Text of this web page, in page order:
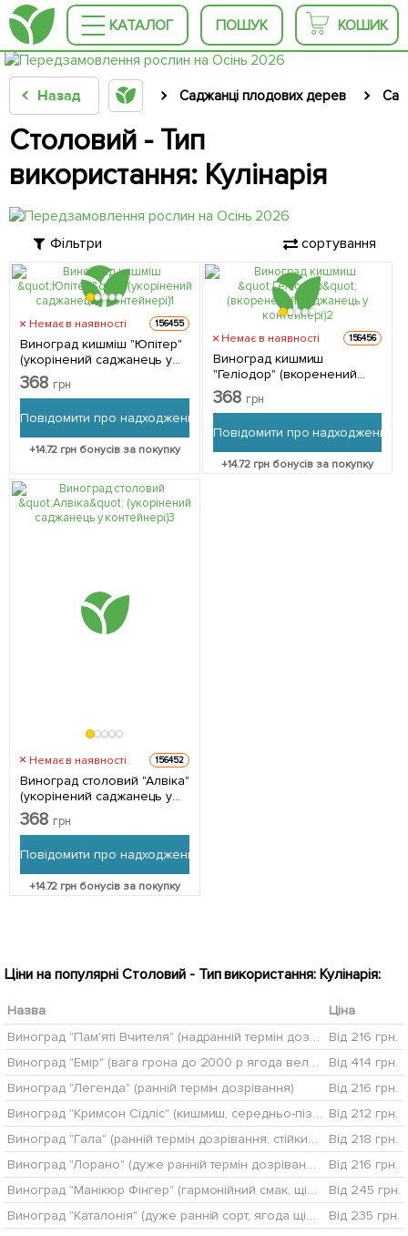
КАТАЛОГ ПОШУК КОШИК
Назад Саджанці плодових дерев
Столовий - Тип
використання: Кулінарія
Фільтри сортування
Немає в наявності 156455
Виноград кишміш "Юпітер"
(укорінений саджанець у
контейнері) 1 саджанець в
упаковці
368 грн
Повідомити про надходження
+14.72 грн бонусів за покупку
Немає в наявності 156456
Виноград кишмиш
"Геліодор" (вкоренений
саджанець у контейнері) 1
саджанець в упаковці
368 грн
Повідомити про надходження
+14.72 грн бонусів за покупку
Немає в наявності 156452
Виноград столовий "Алвіка"
(укорінений саджанець у
контейнері) 1 саджанець в
упаковці
368 грн
Повідомити про надходження
+14.72 грн бонусів за покупку
Ціни на популярні Столовий - Тип використання: Кулінарія:
Назва
Ціна
Виноград "Пам'яті Вчителя" (надранній термін дозрівання, ягоди не тріскаються і дуже великі)
Від 216 грн.
Виноград "Емір" (вага грона до 2000 р ягода велика, солодка)
Від 414 грн.
Виноград "Легенда" (ранній термін дозрівання)
Від 216 грн.
Виноград "Кримсон Сідліс" (кишмиш, середньо-пізній термін дозрівання) Від 212 грн.
Виноград "Гала" (ранній термін дозрівання, стійкий до захворювань і заморозків)
Від 218 грн.
Виноград "Лорано" (дуже ранній термін дозрівання)
Від 216 грн.
Виноград "Манікюр Фінгер" (гармонійний смак, щільна хрустка м'якоть, японська селекція)
Від 245 грн.
Виноград "Каталонія" (дуже ранній сорт, ягода щільна, хрумка, з освіжаючим пікантним смаком)
Від 235 грн.